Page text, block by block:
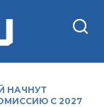
НАЧНУТ
С 2027